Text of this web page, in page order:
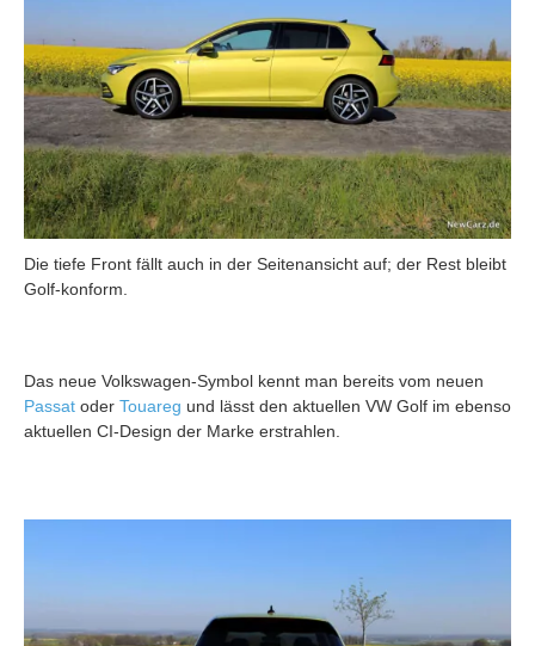
Die tiefe Front fällt auch in der Seitenansicht auf; der Rest bleibt
Golf-konform.
Das neue Volkswagen-Symbol kennt man bereits vom neuen
Passat oder Touareg und lässt den aktuellen VW Golf im ebenso
aktuellen CI-Design der Marke erstrahlen.